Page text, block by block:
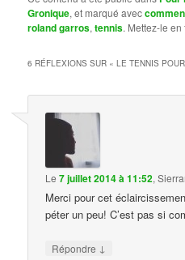
Gronique, et marqué avec
roland garros,tennis. Mettez-le
6 RÉFLEXIONS SUR «LE TENNIS
Le7 juillet 2014 à 11:52,
Merci pour cet
péter un peu! C’est pas si
Répondre ↓